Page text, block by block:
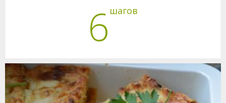
6 шагов